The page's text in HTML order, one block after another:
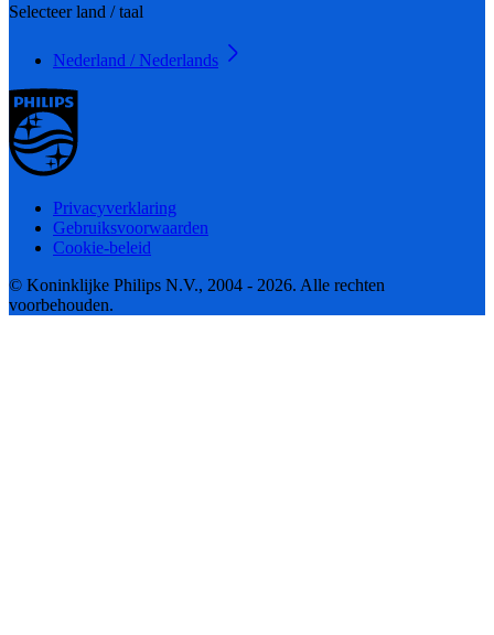
Selecteer land / taal
Nederland / Nederlands
Privacyverklaring
Gebruiksvoorwaarden
Cookie-beleid
© Koninklijke Philips N.V., 2004 - 2026. Alle rechten
voorbehouden.